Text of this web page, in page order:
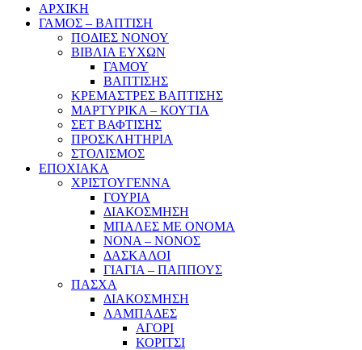
ΑΡΧΙΚΗ
ΓΑΜΟΣ – ΒΑΠΤΙΣΗ
ΠΟΔΙΕΣ ΝΟΝΟΥ
ΒΙΒΛΙΑ ΕΥΧΩΝ
ΓΑΜΟΥ
ΒΑΠΤΙΣΗΣ
ΚΡΕΜΑΣΤΡΕΣ ΒΑΠΤΙΣΗΣ
ΜΑΡΤΥΡΙΚΑ – ΚΟΥΤΙΑ
ΣΕΤ ΒΑΦΤΙΣΗΣ
ΠΡΟΣΚΛΗΤΗΡΙΑ
ΣΤΟΛΙΣΜΟΣ
ΕΠΟΧΙΑΚΑ
ΧΡΙΣΤΟΥΓΕΝΝΑ
ΓΟΥΡΙΑ
ΔΙΑΚΟΣΜΗΣΗ
ΜΠΑΛΕΣ ΜΕ ΟΝΟΜΑ
ΝΟΝΑ – ΝΟΝΟΣ
ΔΑΣΚΑΛΟΙ
ΓΙΑΓΙΑ – ΠΑΠΠΟΥΣ
ΠΑΣΧΑ
ΔΙΑΚΟΣΜΗΣΗ
ΛΑΜΠΑΔΕΣ
ΑΓΟΡΙ
ΚΟΡΙΤΣΙ